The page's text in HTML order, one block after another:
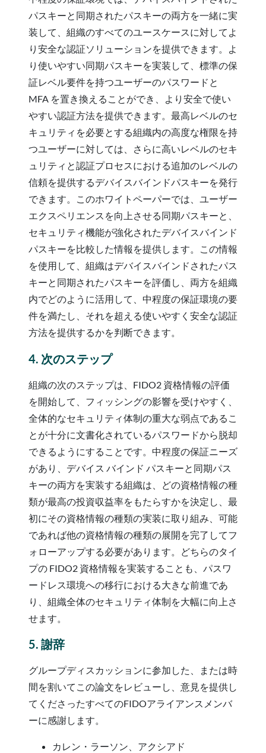
パスキーと同期されたパスキーの両方を一緒に実
装して、組織のすべてのユースケースに対してよ
り安全な認証ソリューションを提供できます。よ
り使いやすい同期パスキーを実装して、標準の保
証レベル要件を持つユーザーのパスワードと
MFA を置き換えることができ、より安全で使い
やすい認証方法を提供できます。最高レベルのセ
キュリティを必要とする組織内の高度な権限を持
つユーザーに対しては、さらに高いレベルのセキ
ュリティと認証プロセスにおける追加のレベルの
信頼を提供するデバイスバインドパスキーを発行
できます。このホワイトペーパーでは、ユーザー
エクスペリエンスを向上させる同期パスキーと、
セキュリティ機能が強化されたデバイスバインド
パスキーを比較した情報を提供します。この情報
を使用して、組織はデバイスバインドされたパス
キーと同期されたパスキーを評価し、両方を組織
内でどのように活用して、中程度の保証環境の要
件を満たし、それを超える使いやすく安全な認証
方法を提供するかを判断できます。
4. 次のステップ
組織の次のステップは、FIDO2 資格情報の評価
を開始して、フィッシングの影響を受けやすく、
全体的なセキュリティ体制の重大な弱点であるこ
とが十分に文書化されているパスワードから脱却
できるようにすることです。中程度の保証ニーズ
があり、デバイス バインド パスキーと同期パス
キーの両方を実装する組織は、どの資格情報の種
類が最高の投資収益率をもたらすかを決定し、最
初にその資格情報の種類の実装に取り組み、可能
であれば他の資格情報の種類の展開を完了してフ
ォローアップする必要があります。どちらのタイ
プの FIDO2 資格情報を実装することも、パスワ
ードレス環境への移行における大きな前進であ
り、組織全体のセキュリティ体制を大幅に向上さ
せます。
5. 謝辞
グループディスカッションに参加した、または時
間を割いてこの論文をレビューし、意見を提供し
てくださったすべてのFIDOアライアンスメンバ
ーに感謝します。
カレン・ラーソン、アクシアド